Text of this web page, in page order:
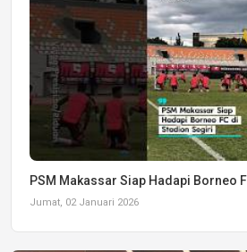
PSM Makassar Siap Hadapi Borneo
Jumat, 02 Januari 2026